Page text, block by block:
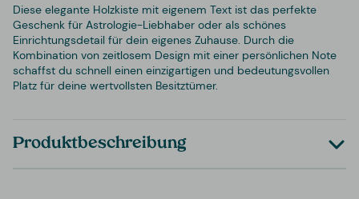
Diese elegante Holzkiste mit eigenem Text ist das perfekte
Geschenk für Astrologie-Liebhaber oder als schönes
Einrichtungsdetail für dein eigenes Zuhause. Durch die
Kombination von zeitlosem Design mit einer persönlichen Note
schaffst du schnell einen einzigartigen und bedeutungsvollen
Platz für deine wertvollsten Besitztümer.
Produktbeschreibung